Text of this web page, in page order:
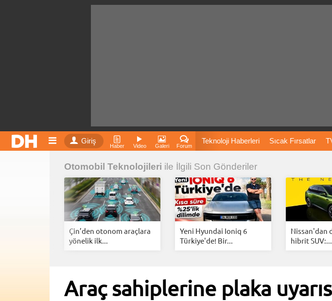
Giriş
Haber Video Galeri Forum
Teknoloji Haberleri Sıcak Fırsatlar
Film Önerileri Türkiye
Fiyatları Vizyondaki Filmler Bitcoin
İnstagram Dondurma İnstagram Çöktü
Otomobil Teknolojileri ile İlgili Son Gönderiler
Çin’den otonom araçlara
yönelik ilk...
Yeni Hyundai Ioniq 6
Türkiye'de! Bir...
Nissan'dan
hibrit SUV:...
Araç sahiplerine plaka